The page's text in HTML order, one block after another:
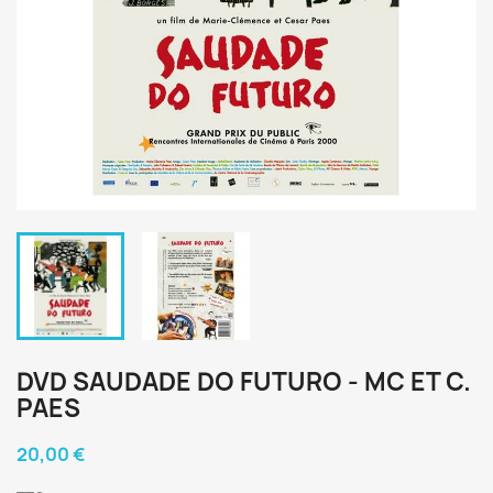
DVD SAUDADE DO FUTURO - MC ET C.
PAES
20,00 €